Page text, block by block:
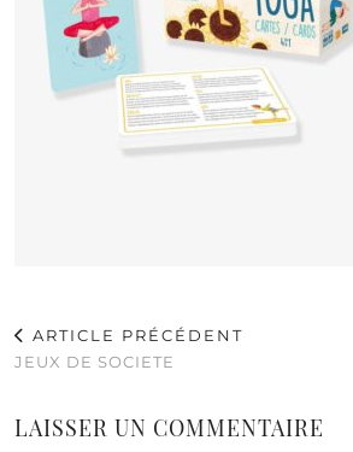
ARTICLE PRÉCÉDENT
JEUX DE SOCIETE
LAISSER UN COMMENTAIRE